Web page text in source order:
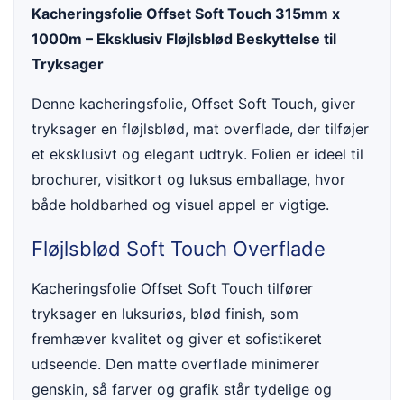
Kacheringsfolie Offset Soft Touch 315mm x
1000m – Eksklusiv Fløjlsblød Beskyttelse til
Tryksager
Denne kacheringsfolie, Offset Soft Touch, giver
tryksager en fløjlsblød, mat overflade, der tilføjer
et eksklusivt og elegant udtryk. Folien er ideel til
brochurer, visitkort og luksus emballage, hvor
både holdbarhed og visuel appel er vigtige.
Fløjlsblød Soft Touch Overflade
Kacheringsfolie Offset Soft Touch tilfører
tryksager en luksuriøs, blød finish, som
fremhæver kvalitet og giver et sofistikeret
udseende. Den matte overflade minimerer
genskin, så farver og grafik står tydelige og